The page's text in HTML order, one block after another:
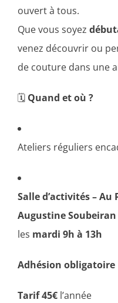
ouvert à tous.
Que vous soyez
venez découvrir ou
de couture dans une
🗓 Quand et où ?
Ateliers réguliers
Salle d’activités – Au
Augustine Soubeiran
les mardi 9h à 13h
Adhésion obligatoire
Tarif 45€ l’année